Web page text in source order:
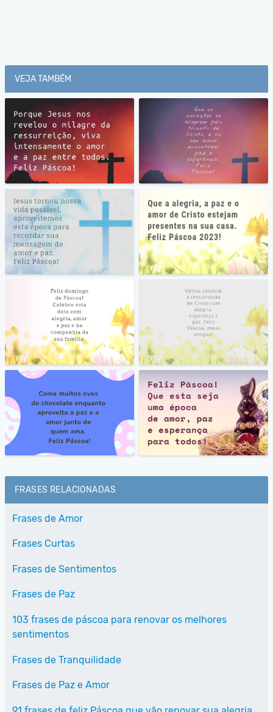
VEJA TAMBÉM
FRASES RELACIONADAS
Frases de Amor
Frases Curtas
Frases de Sentimentos
Frases de Paz
103 frases de páscoa para renovar os melhores
sentimentos
Frases de Tranquilidade
Frases de Paz e Amor